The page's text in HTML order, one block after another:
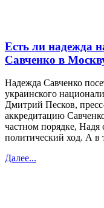
Есть ли надежда
Савченко в
Надежда Савченко
украинского
Дмитрий Песков,
аккредитацию
частном порядке, Надя
политический ход. А в
Далее...